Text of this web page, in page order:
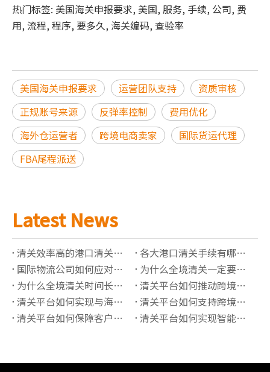
热门标签: 美国海关申报要求, 美国, 服务, 手续, 公司, 费
用, 流程, 程序, 要多久, 海关编码, 查验率
美国海关申报要求 运营团队支持
资质审核
正规账号来源
反弹率控制
费用优化
海外仓运营者
跨境电商卖家
国际货运代理
FBA尾程派送
Latest News
清关效率高的港口清关公司有哪些推荐？
各大港口清关手续有哪些必须准备的资料？
国际物流公司如何应对高全境清关查验率？
为什么全境清关一定要了解正确的海关编码？
为什么全境清关时间长？有哪些影响因素？
清关平台如何推动跨境贸易“最后一公里”价值提升？
清关平台如何实现与海关系统的实时数据对接？
清关平台如何支持跨境保税仓的清关管理？
清关平台如何保障客户信息的隐私安全？
清关平台如何实现智能化的报关单据管理？